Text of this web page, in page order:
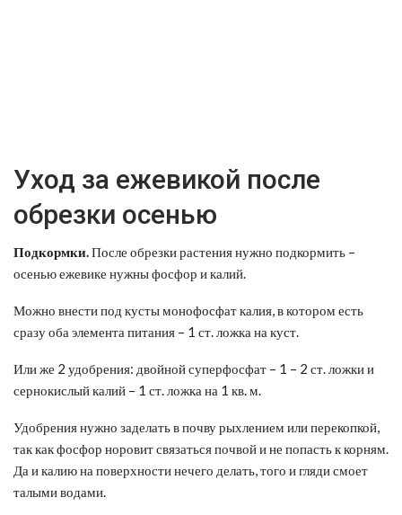
Уход за ежевикой после
обрезки осенью
Подкормки.После обрезки растения нужно подкормить –
осенью ежевике нужны фосфор и калий.
Можно внести под кусты монофосфат калия, в котором есть
сразу оба элемента питания – 1 ст. ложка на куст.
Или же 2 удобрения: двойной суперфосфат – 1 – 2 ст. ложки и
сернокислый калий – 1 ст. ложка на 1 кв. м.
Удобрения нужно заделать в почву рыхлением или перекопкой,
так как фосфор норовит связаться почвой и не попасть к корням.
Да и калию на поверхности нечего делать, того и гляди смоет
талыми водами.